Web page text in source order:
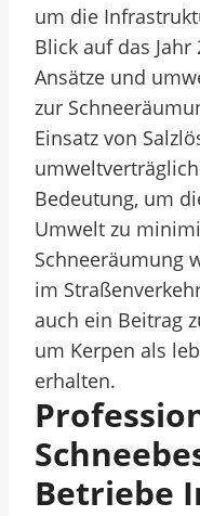
um die
Blick auf das
Ansätze und
zur
Einsatz von
Bedeutung, um
Umwelt zu
Schneeräumung
im
auch ein Beitrag
um Kerpen als
erhalten.
Betriebe